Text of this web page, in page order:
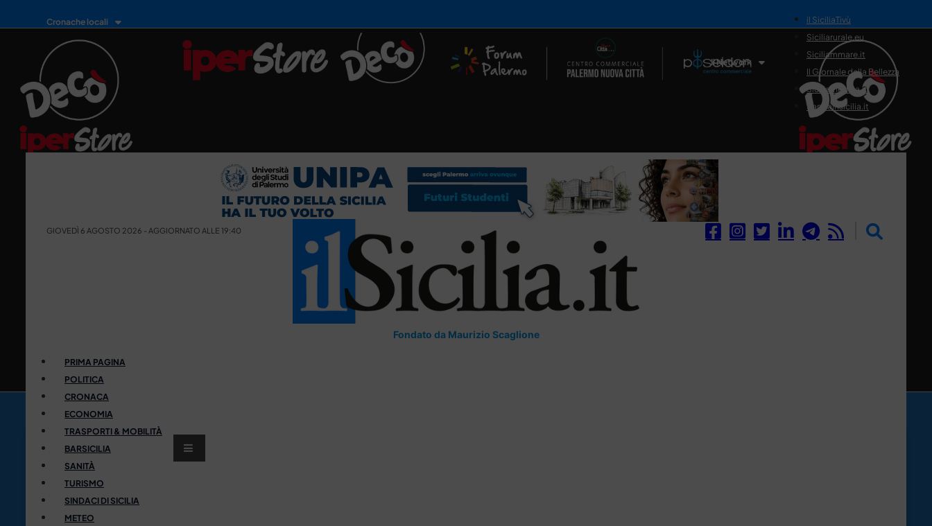
Cronache locali
Il Network
il SiciliaTivù
Siciliarurale.eu
Siciliammare.it
Il Giornale della Bellezza
Siciliamedica.it
Sanitainsicilia.it
GIOVEDÌ 6 AGOSTO 2026 - AGGIORNATO ALLE 19:40
Fondato da Maurizio Scaglione
PRIMA PAGINA
POLITICA
CRONACA
ECONOMIA
TRASPORTI & MOBILITÀ
BARSICILIA
SANITÀ
TURISMO
SINDACI DI SICILIA
METEO